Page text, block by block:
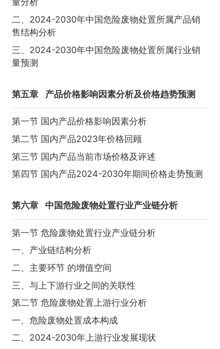
二、2024-2030年中国危险废物处置所属产品销
售结构分析
三、2024-2030年中国危险废物处置所属行业销
量预测
第五章 产品价格影响因素分析及价格趋势预测
第一节 国内产品价格影响因素分析
第二节 国内产品2023年价格回顾
第三节 国内产品当前市场价格及评述
第四节 国内产品2024-2030年期间价格走势预测
第六章 中国危险废物处置行业产业链分析
第一节 危险废物处置行业产业链分析
一、产业链结构分析
二、主要环节 的增值空间
三、与上下游行业之间的关联性
第二节 危险废物处置上游行业分析
一、危险废物处置成本构成
二、2024-2030年上游行业发展现状